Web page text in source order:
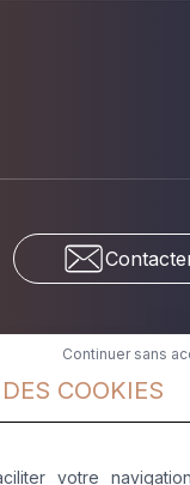
Continuer sans
COOKIES
votre